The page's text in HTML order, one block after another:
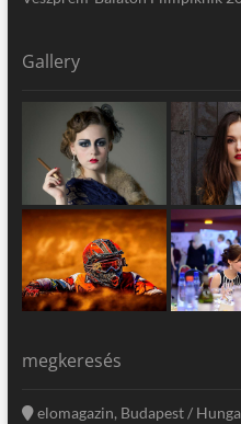
Gallery
megkeresés
elomagazin, Budapest /